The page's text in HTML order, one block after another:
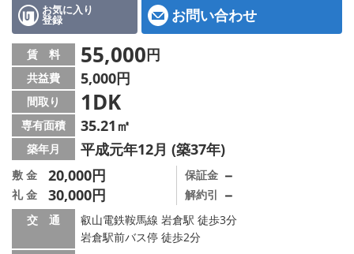
IT重説について
スタッフ紹介
賃貸管理の北白川店
店舗情報·アクセス
会社概要
メールでお問い合わせ
お気に入り
登録 お問い合わせ
賃 料 55,000円
共益費 5,000円
間取り 1DK
専有面積 35.21㎡
築年月 平成元年12月 (築37年)
敷 金 20,000円
礼 金 30,000円
保証金 －
解約引 －
交 通
叡山電鉄鞍馬線 岩倉駅 徒歩3分
岩倉駅前バス停 徒歩2分